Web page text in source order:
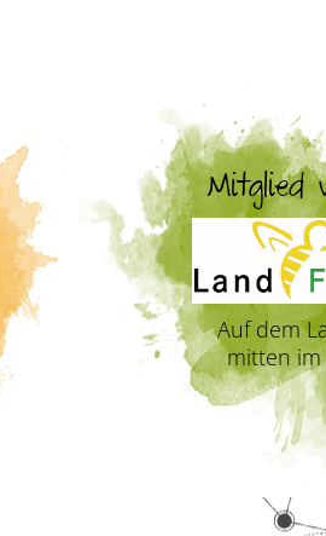
Mitglied
Auf dem
mitten im